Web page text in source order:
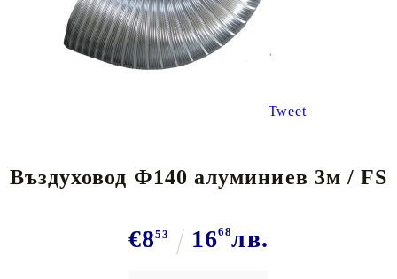
Tweet
Въздуховод Ф140 алуминиев 3м / FS
€853 1668лв.